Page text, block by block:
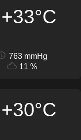
+33°C
763 mmHg
11 %
+30°C